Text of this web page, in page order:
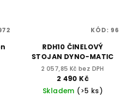
RDH10 ČINELOVÝ
STOJAN DYNO-MATIC
2 057,85 Kč bez DPH
2 490 Kč
Skladem (>5 ks)
KÓD: 96